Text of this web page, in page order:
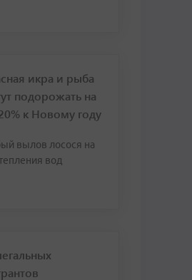
икра и рыба
подорожать на
к Новому году
вылов лосося на
вод